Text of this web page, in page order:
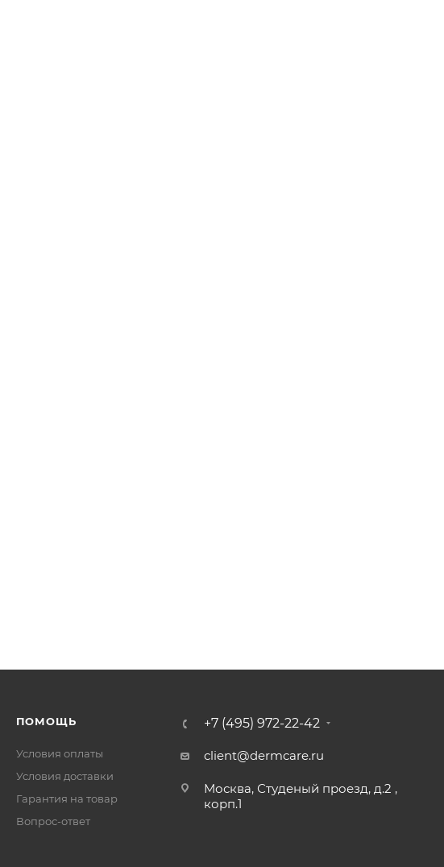
ПОМОЩЬ
Условия оплаты
Условия доставки
Гарантия на товар
Вопрос-ответ
+7 (495) 972-22-42
client@dermcare.ru
Москва, Студеный проезд, д.2 ,
корп.1